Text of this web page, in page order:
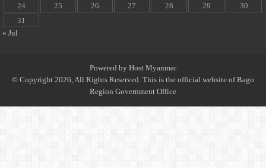
24
25 26 27 28 29
30
31
« Jul
Powered by Host Myanmar
© Copyright 2026, All Rights Reserved. This is the official website of Bago
Region Government Office